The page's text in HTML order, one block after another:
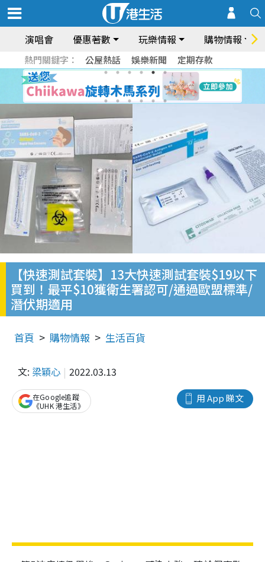
演唱會 優惠著數 玩樂情報 購物情報
熱門關鍵字： 公屋熱話 娛樂新聞 定期存款
【快速測試套裝】13大快速測試套裝$19以下
買到！最平$10獲衛生署認可/通過歐盟標準/
潛伏期適用
首頁 購物情報 生活百貨
文: 梁穎心 2022.03.13
用 App 睇文
在Google追蹤
《UHK 港生活》